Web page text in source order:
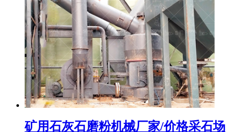
矿用石灰石磨粉机械厂家/价格采石场